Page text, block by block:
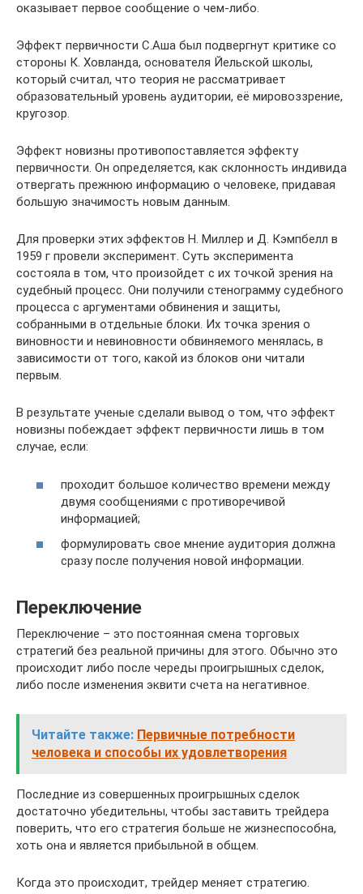
оказывает первое сообщение о чем-либо.
Эффект первичности С.Аша был подвергнут критике со
стороны К. Ховланда, основателя Йельской школы,
который считал, что теория не рассматривает
образовательный уровень аудитории, её мировоззрение,
кругозор.
Эффект новизны противопоставляется эффекту
первичности. Он определяется, как склонность индивида
отвергать прежнюю информацию о человеке, придавая
большую значимость новым данным.
Для проверки этих эффектов Н. Миллер и Д. Кэмпбелл в
1959 г провели эксперимент. Суть эксперимента
состояла в том, что произойдет с их точкой зрения на
судебный процесс. Они получили стенограмму судебного
процесса с аргументами обвинения и защиты,
собранными в отдельные блоки. Их точка зрения о
виновности и невиновности обвиняемого менялась, в
зависимости от того, какой из блоков они читали
первым.
В результате ученые сделали вывод о том, что эффект
новизны побеждает эффект первичности лишь в том
случае, если:
проходит большое количество времени между
двумя сообщениями с противоречивой
информацией;
формулировать свое мнение аудитория должна
сразу после получения новой информации.
Переключение
Переключение – это постоянная смена торговых
стратегий без реальной причины для этого. Обычно это
происходит либо после череды проигрышных сделок,
либо после изменения эквити счета на негативное.
Читайте также: Первичные потребности
человека и способы их удовлетворения
Последние из совершенных проигрышных сделок
достаточно убедительны, чтобы заставить трейдера
поверить, что его стратегия больше не жизнеспособна,
хоть она и является прибыльной в общем.
Когда это происходит, трейдер меняет стратегию.